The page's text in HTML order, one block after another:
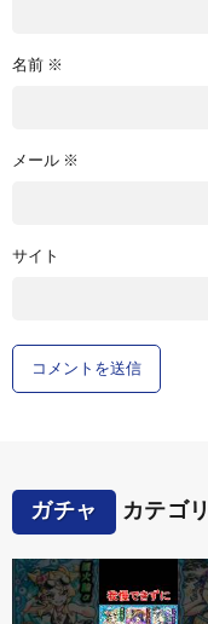
名前 ※
メール ※
サイト
ガチャ カテゴ